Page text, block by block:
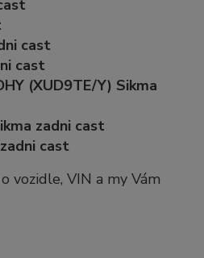
cast
cast
(XUD9TE/Y) Sikma
zadni cast
cast
vozidle, VIN a my Vám